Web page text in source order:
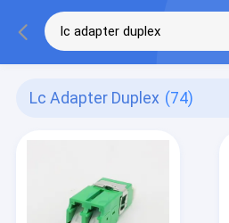
Lc Adapter Duplex (74)